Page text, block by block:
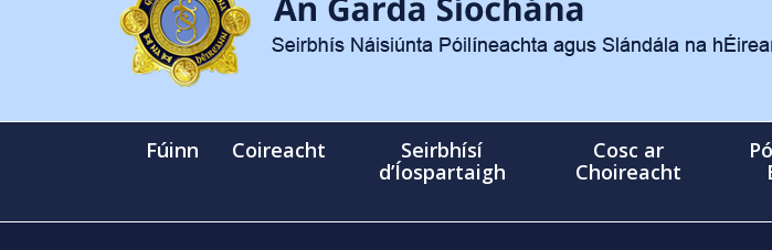
Fúinn Coireacht
Seirbhísí
d’Íospartaigh
Cosc ar
Choireacht